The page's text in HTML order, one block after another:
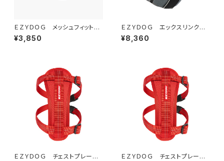
ＥＺＹＤＯＧ メッシュフィットハ
ーネス S (全4色)
¥3,850
ＥＺＹＤＯＧ エックスリンクハ
ーネス S (全2色)
¥8,360
ＥＺＹＤＯＧ チェストプレート
ＥＺＹＤＯＧ チェストプレート